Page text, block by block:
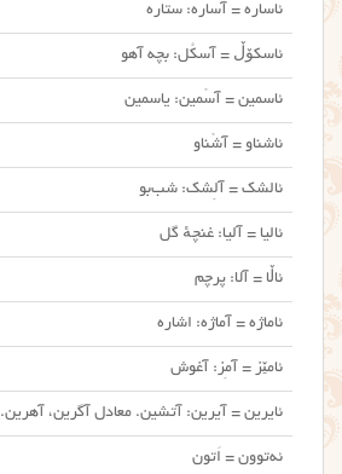
ئاساره = آساره: ستاره
ئاسکۆڵ = آسکُل: بچه آهو
ئاسمین = آسْمین: یاسمین
ئاشناو = آشْناو
ئالشک = آلِشک: شب‌بو
ئالیا = آلیا: غنچهٔ گل
ئاڵا = آلا: پرچم
ئاماژه = آماژه: اشاره
ئامێز = آمِز: آغوش
ئایرین = آیرین: آتشین. معادل آگرین، آهرین.
ئه‌توون = اَتون